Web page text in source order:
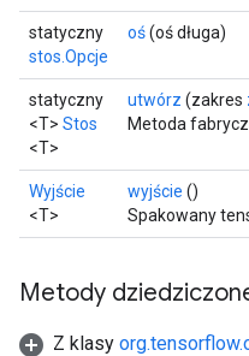
statyczny
stos.Opcje
oś(oś długa)
statyczny
<T> Stos
<T>
utwórz (zakres
Metoda
Wyjście
<T>
wyjście ()
Spakowany
Metody
Z klasy